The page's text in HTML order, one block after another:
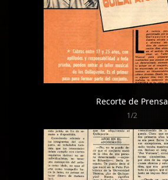
Recorte de Prensa
1/2